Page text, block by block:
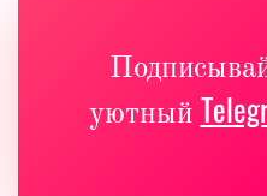
уютный